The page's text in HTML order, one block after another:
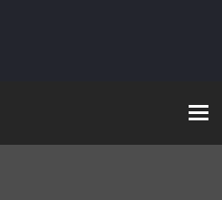
Toggle navigation